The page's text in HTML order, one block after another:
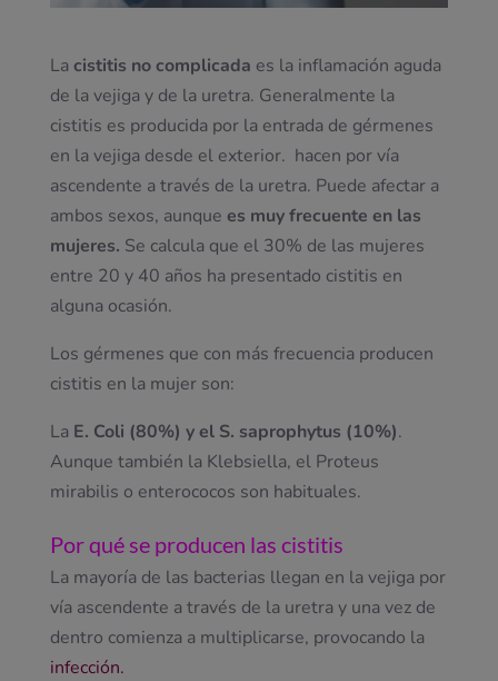
La cistitis no complicada es la inflamación aguda
de la vejiga y de la uretra. Generalmente la
cistitis es producida por la entrada de gérmenes
en la vejiga desde el exterior. hacen por vía
ascendente a través de la uretra. Puede afectar a
ambos sexos, aunque es muy frecuente en las
mujeres. Se calcula que el 30% de las mujeres
entre 20 y 40 años ha presentado cistitis en
alguna ocasión.
Los gérmenes que con más frecuencia producen
cistitis en la mujer son:
La E. Coli (80%) y el S. saprophytus (10%).
Aunque también la Klebsiella, el Proteus
mirabilis o enterococos son habituales.
Por qué se producen las cistitis
La mayoría de las bacterias llegan en la vejiga por
vía ascendente a través de la uretra y una vez de
dentro comienza a multiplicarse, provocando la
infección.